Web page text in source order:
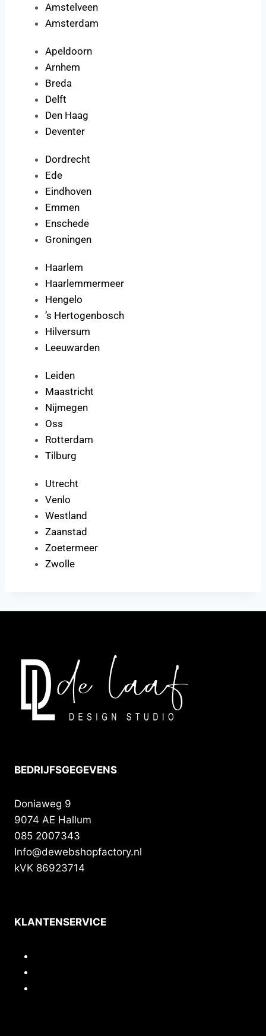
Amstelveen
Amsterdam
Apeldoorn
Arnhem
Breda
Delft
Den Haag
Deventer
Dordrecht
Ede
Eindhoven
Emmen
Enschede
Groningen
Haarlem
Haarlemmermeer
Hengelo
’s Hertogenbosch
Hilversum
Leeuwarden
Leiden
Maastricht
Nijmegen
Oss
Rotterdam
Tilburg
Utrecht
Venlo
Westland
Zaanstad
Zoetermeer
Zwolle
BEDRIJFSGEGEVENS
Doniaweg 9
9074 AE Hallum
085 2007343
Info@dewebshopfactory.nl
kVK 86923714
KLANTENSERVICE